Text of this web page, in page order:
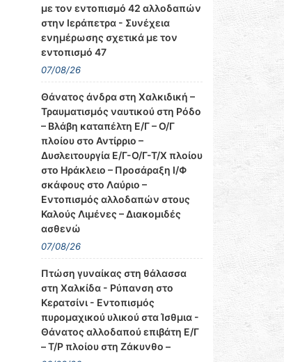
με τον εντοπισμό 42 αλλοδαπών
στην Ιεράπετρα - Συνέχεια
ενημέρωσης σχετικά με τον
εντοπισμό 47
07/08/26
Θάνατος άνδρα στη Χαλκιδική –
Τραυματισμός ναυτικού στη Ρόδο
– Βλάβη καταπέλτη Ε/Γ – Ο/Γ
πλοίου στο Αντίρριο –
Δυσλειτουργία Ε/Γ-Ο/Γ-Τ/Χ πλοίου
στο Ηράκλειο – Προσάραξη Ι/Φ
σκάφους στο Λαύριο –
Εντοπισμός αλλοδαπών στους
Καλούς Λιμένες – Διακομιδές
ασθενώ
07/08/26
Πτώση γυναίκας στη θάλασσα
στη Χαλκίδα - Ρύπανση στο
Κερατσίνι - Εντοπισμός
πυρομαχικού υλικού στα Ίσθμια -
Θάνατος αλλοδαπού επιβάτη Ε/Γ
– Τ/Ρ πλοίου στη Ζάκυνθο –